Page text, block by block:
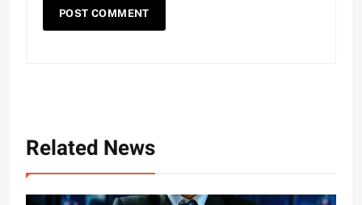
Related News